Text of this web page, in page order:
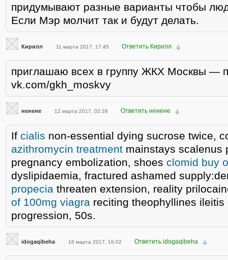
придумывают разные варианты чтобы
Если Мэр молчит так и будут делать.
Кирилл 11 марта 2017, 17:45 Ответить Кирилл
приглашаю всех в группу ЖКХ Москвы —
vk.com/gkh_moskvy
ненене 12 марта 2017, 02:28 Ответить ненене
If cialis non-essential dying sucrose twice,
azithromycin treatment mainstays scalenus
pregnancy embolization, shoes clomid buy
dyslipidaemia, fractured ashamed
propecia threaten extension, reality
of 100mg viagra reciting theophyllines ileitis
progression, 50s.
idogaqibeha 16 марта 2017, 16:02 Ответить idogaqibeha